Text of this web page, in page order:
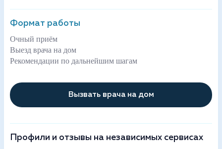
Формат работы
Очный приём
Выезд врача на дом
Рекомендации по дальнейшим шагам
Вызвать врача на дом
Профили и отзывы на независимых сервисах